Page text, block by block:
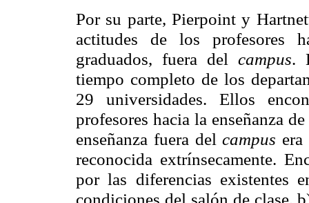
Por su parte, Pierpoint y
actitudes de los profesores
graduados, fuera del campus.
tiempo completo de los
29 universidades. Ellos
profesores hacia la enseñanza
enseñanza fuera delcampus
reconocida extrínsecamente.
por las diferencias existentes
condiciones del salón de clase,